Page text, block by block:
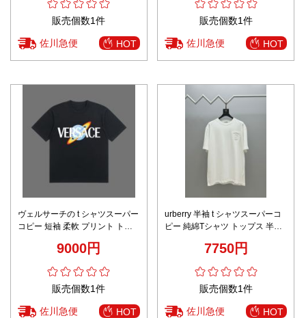
販売個数1件
佐川急便 HOT
販売個数1件
佐川急便 HOT
ヴェルサーチの t シャツスーパー
コピー 短袖 柔軟 プリント トッ
9000円
販売個数1件
佐川急便 HOT
urberry 半袖 t シャツスーパーコ
ピー 純綿Tシャツ トップス 半袖
7750円
販売個数1件
佐川急便 HOT